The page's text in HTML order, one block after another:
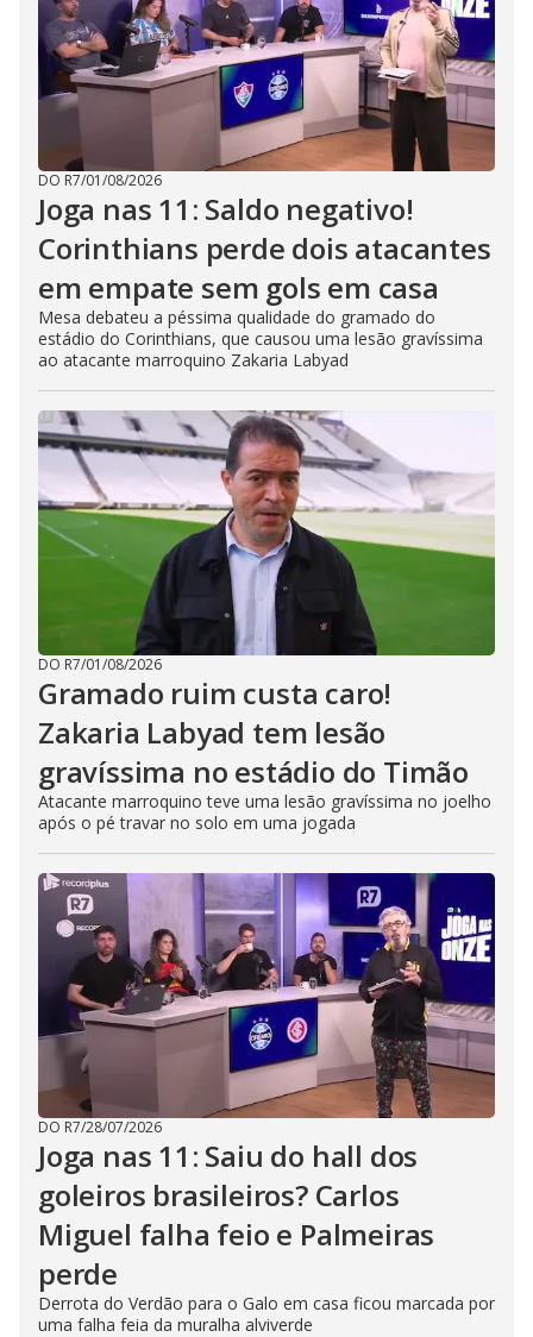
DO R7/01/08/2026
Joga nas 11: Saldo negativo!
Corinthians perde dois atacantes
em empate sem gols em casa
Mesa debateu a péssima qualidade do gramado do
estádio do Corinthians, que causou uma lesão gravíssima
ao atacante marroquino Zakaria Labyad
DO R7/01/08/2026
Gramado ruim custa caro!
Zakaria Labyad tem lesão
gravíssima no estádio do Timão
Atacante marroquino teve uma lesão gravíssima no joelho
após o pé travar no solo em uma jogada
DO R7/28/07/2026
Joga nas 11: Saiu do hall dos
goleiros brasileiros? Carlos
Miguel falha feio e Palmeiras
perde
Derrota do Verdão para o Galo em casa ficou marcada por
uma falha feia da muralha alviverde